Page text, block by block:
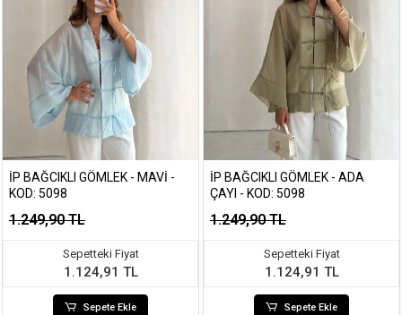
İP BAĞCIKLI GÖMLEK - MAVI -
KOD: 5098
1.249,90 TL
Sepetteki Fiyat
1.124,91 TL
Sepete Ekle
İP BAĞCIKLI GÖMLEK - ADA
ÇAYI - KOD: 5098
1.249,90 TL
Sepetteki Fiyat
1.124,91 TL
Sepete Ekle